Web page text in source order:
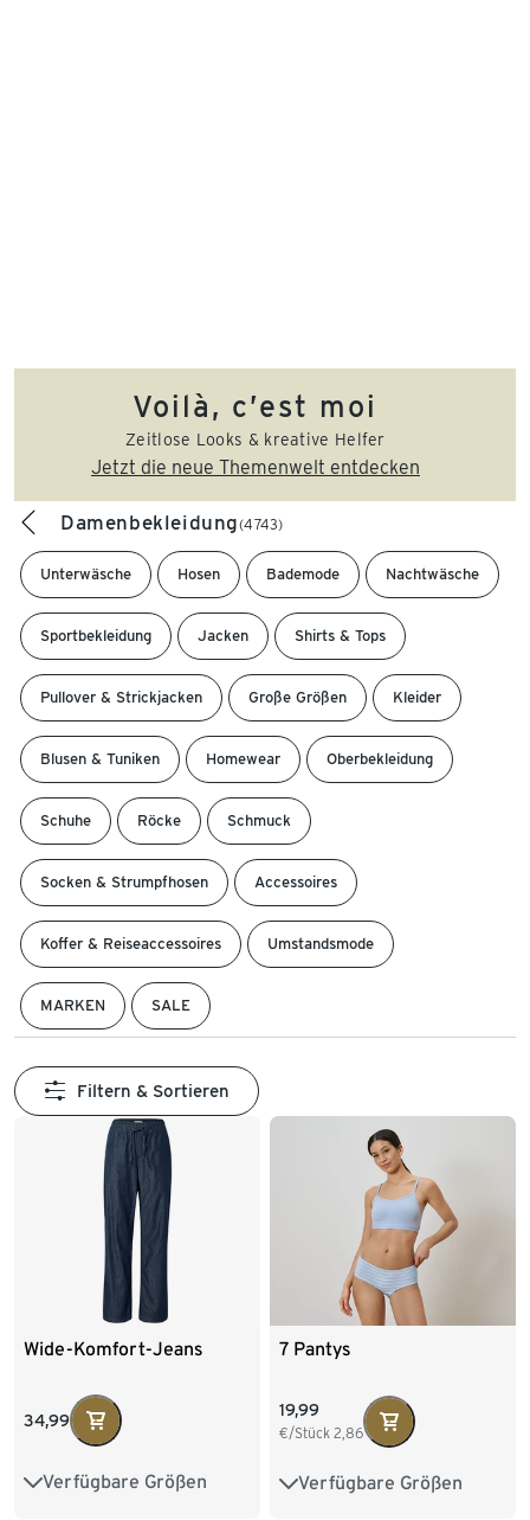
Voilà, c’est moi
Zeitlose Looks & kreative Helfer
Jetzt die neue Themenwelt entdecken
Damenbekleidung(4743)
Unterwäsche Hosen Bademode Nachtwäsche
Sportbekleidung Jacken Shirts & Tops
Pullover & Strickjacken Große Größen Kleider
Blusen & Tuniken Homewear Oberbekleidung
Schuhe Röcke Schmuck
Socken & Strumpfhosen Accessoires
Koffer & Reiseaccessoires Umstandsmode
MARKEN SALE
Filtern & Sortieren
Wide-Komfort-Jeans
34,99
Verfügbare Größen
36 38 40 42
7 Pantys
19,99
€/Stück 2,86
Verfügbare Größen
S 36/38 M 40/42